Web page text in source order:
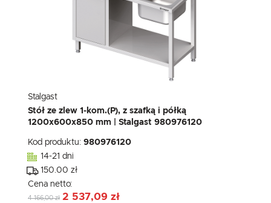
Stalgast
Stół ze zlew 1-kom.(P), z szafką i półką
1200x600x850 mm | Stalgast 980976120
Kod produktu: 980976120
14-21 dni
150.00 zł
Cena netto:
4 166,00 zł 2 537,09 zł